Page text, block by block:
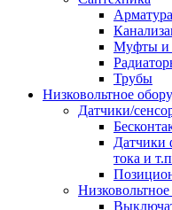
Муфты и
Трубы
Низковольтное
Датчики/
Датчики
тока и